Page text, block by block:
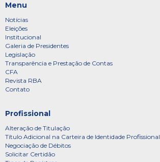
Menu
Notícias
Eleições
Institucional
Galeria de Presidentes
Legislação
Transparência e Prestação de Contas
CFA
Revista RBA
Contato
Profissional
Alteração de Titulação
Título Adicional na Carteira de Identidade Profissional
Negociação de Débitos
Solicitar Certidão